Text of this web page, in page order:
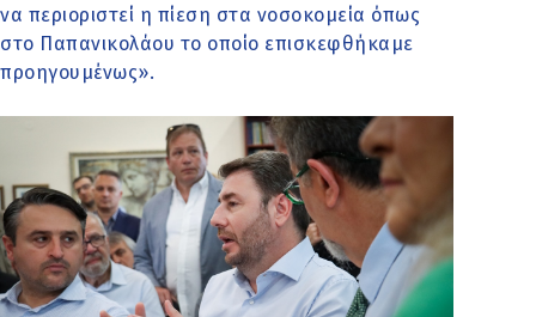
να περιοριστεί η πίεση στα νοσοκομεία όπως
στο Παπανικολάου το οποίο επισκεφθήκαμε
προηγουμένως».